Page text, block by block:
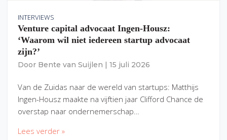
INTERVIEWS
Venture capital advocaat Ingen-Housz:
‘Waarom wil niet iedereen startup advocaat
zijn?’
Door Bente van Suijlen 15 juli 2026
Van de Zuidas naar de wereld van startups: Matthijs
Ingen-Housz maakte na vijftien jaar Clifford Chance de
overstap naar ondernemerschap…
Lees verder »